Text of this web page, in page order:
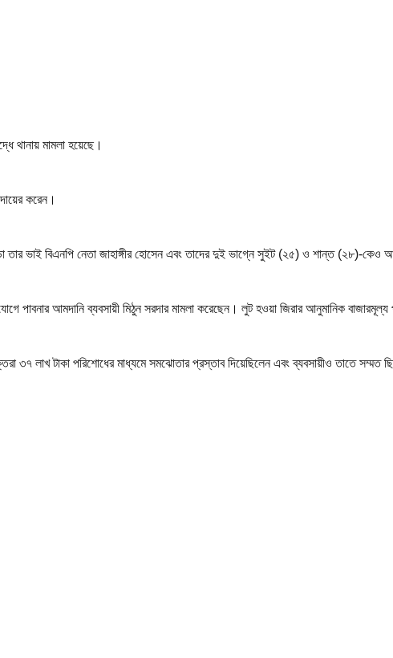
থানায় মামলা হয়েছে।
করেন।
ভাই বিএনপি নেতা জাহাঙ্গীর হোসেন এবং তাদের দুই ভাগ্নে সুইট (২৫) ও শান্ত (২৮)-কেও
পাবনার আমদানি ব্যবসায়ী মিঠুন সরদার মামলা করেছেন। লুট হওয়া জিরার আনুমানিক বাজারমূল্য
৩৭ লাখ টাকা পরিশোধের মাধ্যমে সমঝোতার প্রস্তাব দিয়েছিলেন এবং ব্যবসায়ীও তাতে সম্মত